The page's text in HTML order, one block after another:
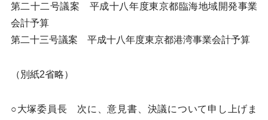
第二十二号議案 平成十八年度東京都臨海地域開発事業
会計予算
第二十三号議案 平成十八年度東京都港湾事業会計予算
（別紙2省略）
○大塚委員長 次に、意見書、決議について申し上げま